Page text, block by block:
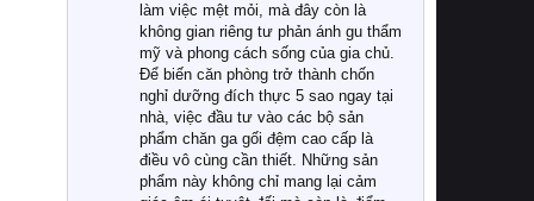
làm việc mệt mỏi, mà đây còn là
không gian riêng tư phản ánh gu thẩm
mỹ và phong cách sống của gia chủ.
Để biến căn phòng trở thành chốn
nghỉ dưỡng đích thực 5 sao ngay tại
nhà, việc đầu tư vào các bộ sản
phẩm chăn ga gối đệm cao cấp là
điều vô cùng cần thiết. Những sản
phẩm này không chỉ mang lại cảm